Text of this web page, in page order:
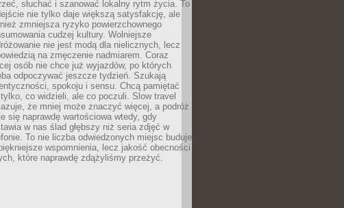
słuchać i szanować lokalny rytm życia. To
nie tylko daje większą satysfakcję, ale
zmniejsza ryzyko powierzchownego
cudzej kultury. Wolniejsze
nie jest modą dla nielicznych, lecz
na zmęczenie nadmiarem. Coraz
osób nie chce już wyjazdów, po których
odpoczywać jeszcze tydzień. Szukają
spokoju i sensu. Chcą pamiętać
co widzieli, ale co poczuli. Slow travel
że mniej może znaczyć więcej, a podróż
się naprawdę wartościowa wtedy, gdy
w nas ślad głębszy niż seria zdjęć w
To nie liczba odwiedzonych miejsc buduje
wspomnienia, lecz jakość obecności
które naprawdę zdążyliśmy przeżyć.